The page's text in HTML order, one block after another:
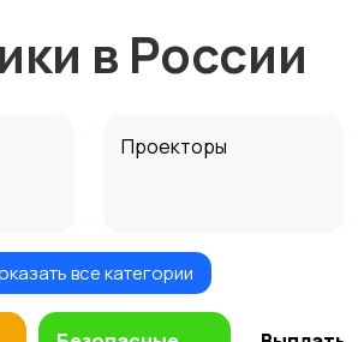
в России
Проекторы
Домашние
кинотеатры
все категории